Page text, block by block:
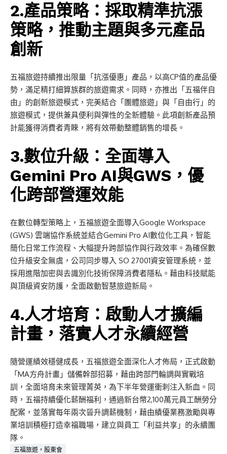
2.產品策略：採取精準抗漲
策略，推動主題與多元產品
創新
五福旅遊持續推出限量「抗漲優惠」產品，以高CP值的產品優
勢，滿足精打細算族群的旅遊需求。同時，亦推出「五福伴自
由」的創新旅遊模式，完美結合「團體旅遊」與「自由行」的
旅遊模式，提供兼具便利與彈性的全新體驗。此項創新產品預
計能獲得消費者青睞，將有效帶動整體銷售的增長。
3.數位升級：全面導入
Gemini Pro AI與GWS，優
化跨部營運效能
在數位轉型策略上，五福旅遊全面導入Google Workspace
(GWS) 雲端協作系統並結合Gemini Pro AI數位化工具，智能
簡化日常工作流程、大幅提升跨部協作與行政效率。為確保數
位升級安全無虞，公司同步導入 SO 27001資安管理系統，並
採用進階加密與去識別化技術保障消費者隱私。藉由科技賦能
與頂級資安防護，全面啟動智慧旅遊新局。
4.人才培育：啟動人才擴編
計畫，落實人才永續經營
隨營運績效穩健成長，五福旅遊全面深化人才佈局，正式啟動
「MA方舟計畫」儲備幹部招募，藉由跨部門輪調與實戰培
訓，全面培育未來管理菁英，為下半年營運衝刺注入新血。同
時，五福持續優化薪酬福利，通過新台幣2,100萬元員工酬勞分
配案，並落實每年兩次晉升調薪機制，藉由績優業務激勵與專
業培訓積極打造幸福職場，建立與員工「利益共享」的永續團
隊。
五福旅遊，股東會